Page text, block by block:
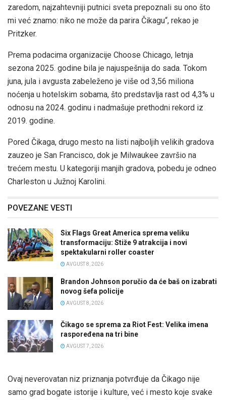
zaredom, najzahtevniji putnici sveta prepoznali su ono što
mi već znamo: niko ne može da parira Čikagu“, rekao je
Pritzker.
Prema podacima organizacije Choose Chicago, letnja
sezona 2025. godine bila je najuspešnija do sada. Tokom
juna, jula i avgusta zabeleženo je više od 3,56 miliona
noćenja u hotelskim sobama, što predstavlja rast od 4,3% u
odnosu na 2024. godinu i nadmašuje prethodni rekord iz
2019. godine.
Pored Čikaga, drugo mesto na listi najboljih velikih gradova
zauzeo je San Francisco, dok je Milwaukee završio na
trećem mestu. U kategoriji manjih gradova, pobedu je odneo
Charleston u Južnoj Karolini.
POVEZANE VESTI
Six Flags Great America sprema veliku
transformaciju: Stiže 9 atrakcija i novi
spektakularni roller coaster
AVGUST 8, 2026
Brandon Johnson poručio da će baš on izabrati
novog šefa policije
AVGUST 8, 2026
Čikago se sprema za Riot Fest: Velika imena
raspoređena na tri bine
AVGUST 7, 2026
Ovaj neverovatan niz priznanja potvrđuje da Čikago nije
samo grad bogate istorije i kulture, već i mesto koje svake